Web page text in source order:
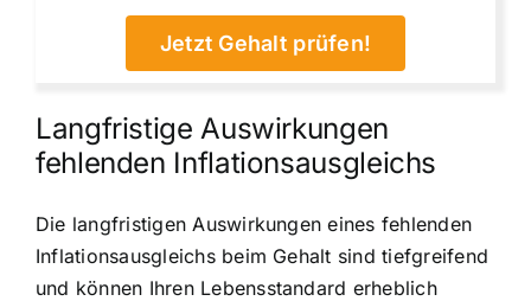
Jetzt Gehalt prüfen!
Langfristige Auswirkungen
fehlenden Inflationsausgleichs
Die langfristigen Auswirkungen eines fehlenden
Inflationsausgleichs beim Gehalt sind tiefgreifend
und können Ihren Lebensstandard erheblich